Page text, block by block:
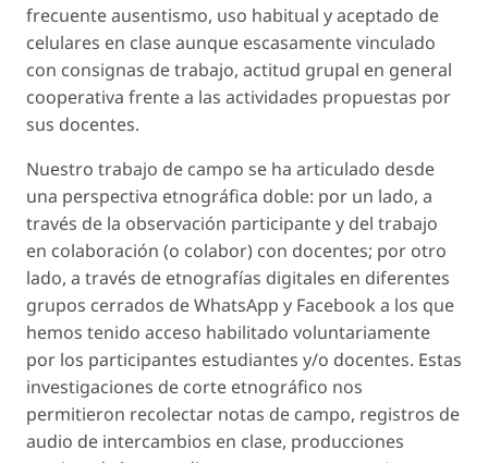
frecuente ausentismo, uso habitual y aceptado de
celulares en clase aunque escasamente vinculado
con consignas de trabajo, actitud grupal en general
cooperativa frente a las actividades propuestas por
sus docentes.
Nuestro trabajo de campo se ha articulado desde
una perspectiva etnográfica doble: por un lado, a
través de la observación participante y del trabajo
en colaboración (o colabor) con docentes; por otro
lado, a través de etnografías digitales en diferentes
grupos cerrados de WhatsApp y Facebook a los que
hemos tenido acceso habilitado voluntariamente
por los participantes estudiantes y/o docentes. Estas
investigaciones de corte etnográfico nos
permitieron recolectar notas de campo, registros de
audio de intercambios en clase, producciones